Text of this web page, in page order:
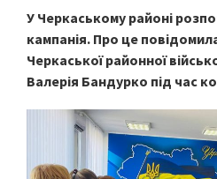
У Черкаському районі
кампанія. Про це
Черкаської районної
Валерія Бандурко під час